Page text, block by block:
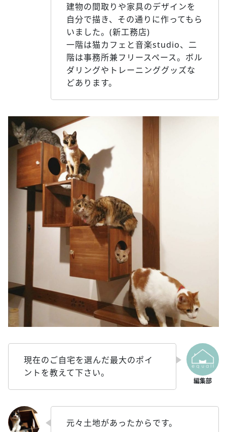
建物の間取りや家具のデザインを
自分で描き、その通りに作ってもら
いました。(新工務店)
一階は猫カフェと音楽studio、二
階は事務所兼フリースペース。ボル
ダリングやトレーニンググッズな
どあります。
現在のご自宅を選んだ最大のポイ
ントを教えて下さい。
元々土地があったからです。